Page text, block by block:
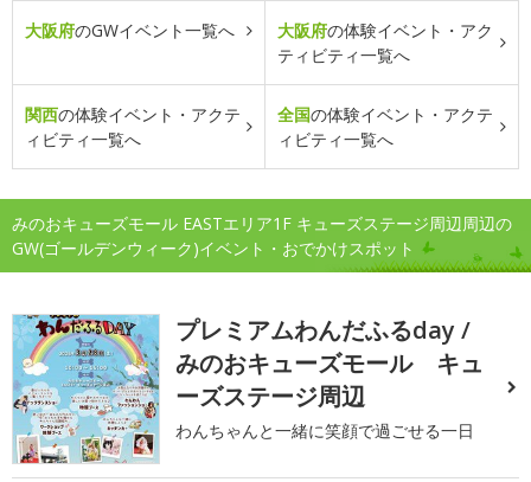
大阪府のGWイベント一覧へ 大阪府の体験イベント・アク
ティビティ一覧へ
関西の体験イベント・アクテ
ィビティ一覧へ
全国の体験イベント・アクテ
ィビティ一覧へ
みのおキューズモール EASTエリア1F キューズステージ周辺周辺の
GW(ゴールデンウィーク)イベント・おでかけスポット
プレミアムわんだふるday /
みのおキューズモール キュ
ーズステージ周辺
わんちゃんと一緒に笑顔で過ごせる一日